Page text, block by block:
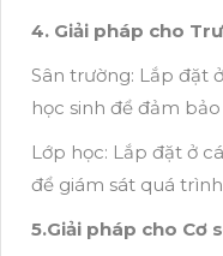
4. Giải pháp cho
Sân trường: Lắp đặt
học sinh để đảm
Lớp học: Lắp đặt ở
để giám sát quá
5.Giải pháp cho Cơ